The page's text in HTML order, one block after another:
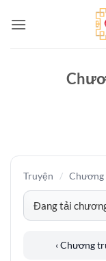
qua
Truyện / Chương
‹ Chương